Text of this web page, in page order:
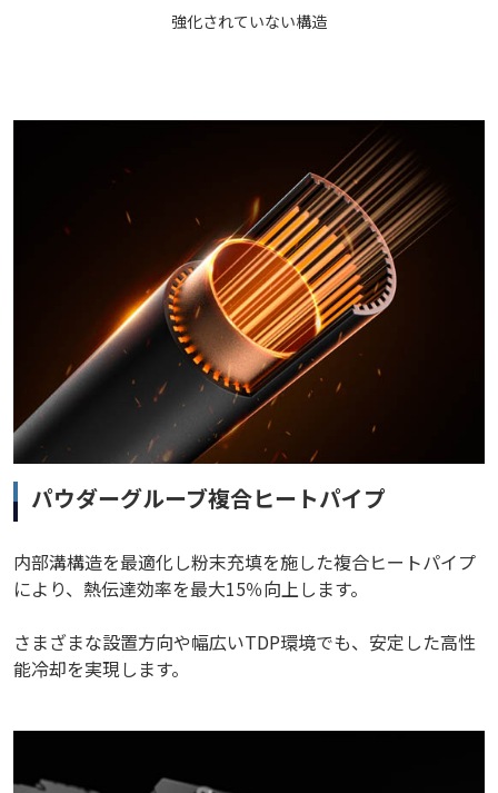
強化されていない構造
パウダーグルーブ複合ヒートパイプ
内部溝構造を最適化し粉末充填を施した複合ヒートパイプ
により、熱伝達効率を最大15％向上します。
さまざまな設置方向や幅広いTDP環境でも、安定した高性
能冷却を実現します。